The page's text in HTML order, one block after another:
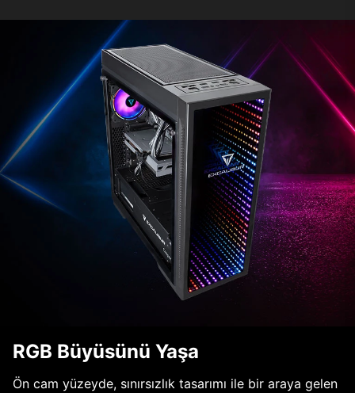
RGB Büyüsünü Yaşa
Ön cam yüzeyde, sınırsızlık tasarımı ile bir araya gelen